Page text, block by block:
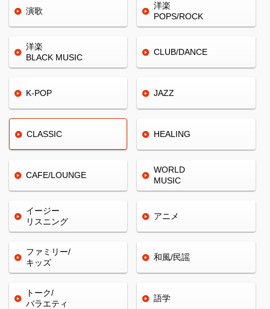
演歌
洋楽
POPS/ROCK
洋楽
BLACK MUSIC
CLUB/DANCE
K-POP JAZZ
CLASSIC HEALING
CAFE/LOUNGE
WORLD
MUSIC
イージー
リスニング
アニメ
ファミリー/
キッズ
和風/民謡
トーク/
バラエティ
語学